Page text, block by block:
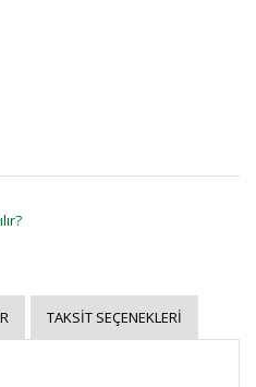
TAKSIT SEÇENEKLERI